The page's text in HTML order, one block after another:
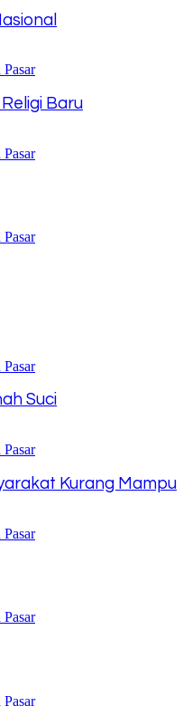
Baru
Suci
Kurang Mampu